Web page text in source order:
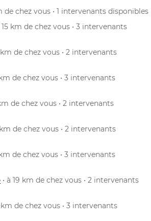
de chez vous • 1 intervenants disponibles
15 km de chez vous • 3 intervenants
km de chez vous • 2 intervenants
de chez vous • 3 intervenants
de chez vous • 2 intervenants
km de chez vous • 2 intervenants
de chez vous • 3 intervenants
• à 19 km de chez vous • 2 intervenants
km de chez vous • 3 intervenants